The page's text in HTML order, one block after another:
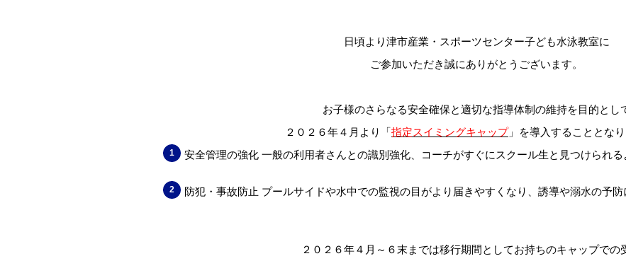
日頃より津市産業・スポーツセンター子ども水泳教室に
ご参加いただき誠にありがとうございます。
お子様のさらなる安全確保と適切な指導体制の維持を目的とし
２０２６年４月より「 指定スイミングキャップ」を導入することとなり
安全管理の強化 一般の利用者さんとの識別強化、コーチがすぐにスクール生と見つけられる
防犯・事故防止 プールサイドや水中での監視の目がより届きやすくなり、誘導や溺水の予防
２０２６年４月～６末までは移行期間としてお持ちのキャップでの